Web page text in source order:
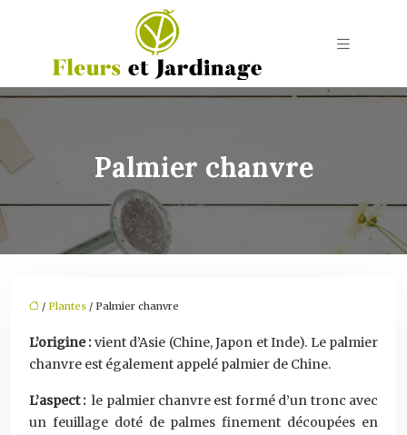
Palmier chanvre
/ Plantes / Palmier chanvre
L’origine :vient d’Asie (Chine, Japon et Inde). Le palmier
chanvre est également appelé palmier de Chine.
L’aspect :le palmier chanvre est formé d’un tronc avec
un feuillage doté de palmes finement découpées en